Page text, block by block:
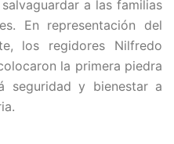
a las familias
En representación del
los regidores Nilfredo
la primera piedra
seguridad y bienestar a